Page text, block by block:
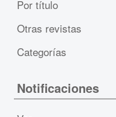
Por título
Otras revistas
Categorías
Notificaciones